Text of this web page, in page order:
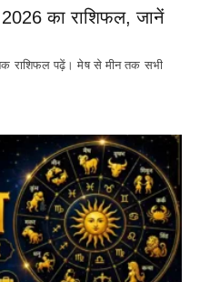
का राशिफल, जानें
राशिफल पढ़ें। मेष से मीन तक सभी